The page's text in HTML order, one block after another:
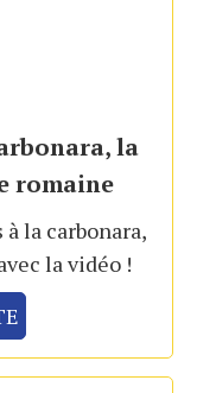
la
romaine
la carbonara,
la vidéo !